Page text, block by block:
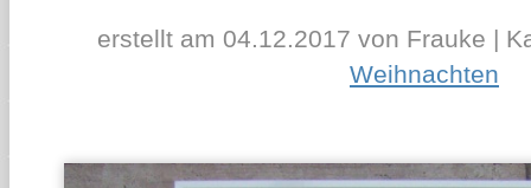
erstellt am 04.12.2017 von Frauke |
Weihnachten